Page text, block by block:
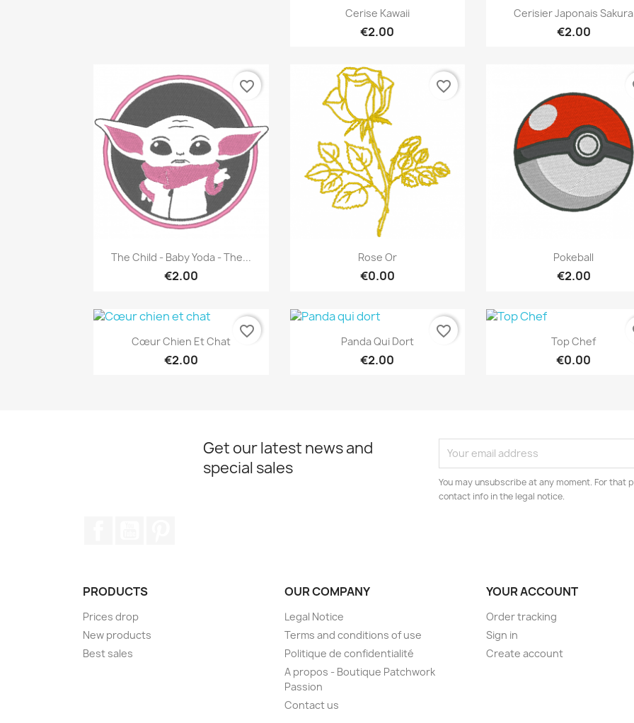
Quick view
Cerise Kawaii
€2.00
Quick view
Cerisier Japonais Sakura
€2.00
 Quick view
The Child - Baby Yoda - The...
€2.00
favorite_border
Quick view
Rose Or
€0.00
favorite_border
Quick view
Pokeball
€2.00
Quick view
Cœur Chien Et Chat
€2.00
favorite_border Quick view
Panda Qui Dort
€2.00
favorite_border Quick view
Top Chef
€0.00
Get our latest news and
special sales
You may unsubscribe at any moment. For that
contact info in the legal notice.
PRODUCTS
Prices drop
New products
Best sales
OUR COMPANY
Legal Notice
Terms and conditions of use
Politique de confidentialité
A propos - Boutique Patchwork
Passion
Contact us
YOUR ACCOUNT
Order tracking
Sign in
Create account